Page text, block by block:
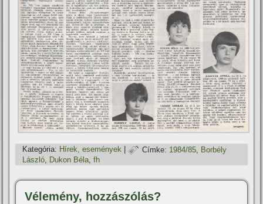
Kategória: Hí­rek, események | Címke: 1984/85
Borbély
László, Dukon Béla,fh
Vélemény, hozzászólás?